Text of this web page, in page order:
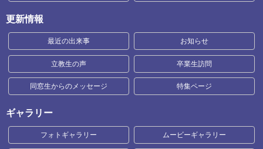
更新情報
最近の出来事 お知らせ
立教生の声 卒業生訪問
同窓生からのメッセージ 特集ページ
ギャラリー
フォトギャラリー ムービーギャラリー